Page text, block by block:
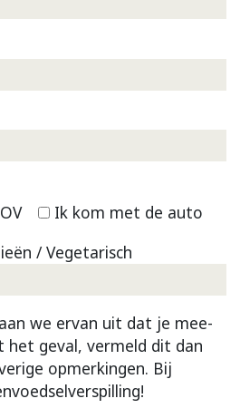
Ik kom met de auto
/ Vegetarisch
we ervan uit dat je mee-
het geval, vermeld dit dan
opmerkingen. Bij